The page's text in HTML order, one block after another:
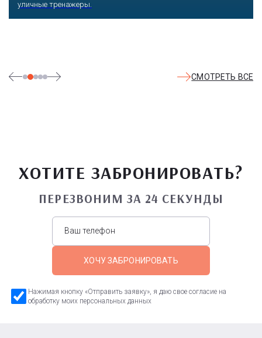
СМОТРЕТЬ ВСЕ
ХОТИТЕ ЗАБРОНИРОВАТЬ?
ПЕРЕЗВОНИМ ЗА 24 СЕКУНДЫ
ХОЧУ ЗАБРОНИРОВАТЬ
Нажимая кнопку «Отправить заявку», я даю свое согласие на
обработку моих персональных данных